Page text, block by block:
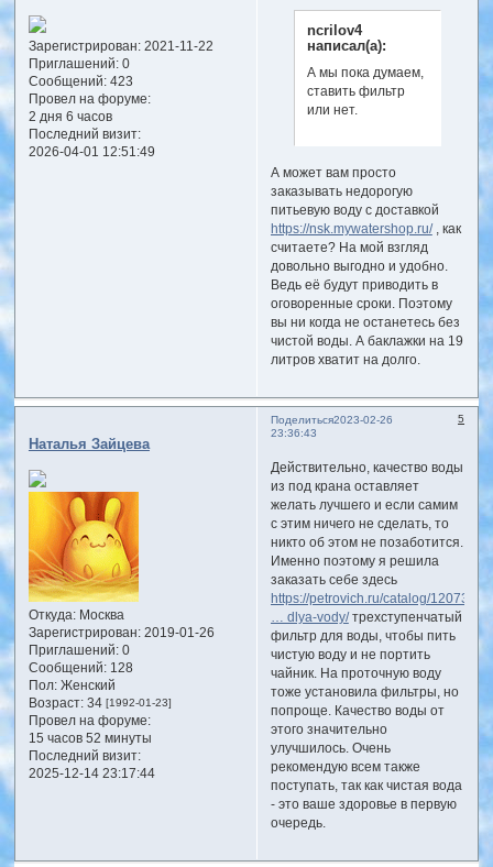
Зарегистрирован: 2021-11-22
Приглашений:0
Сообщений:423
Провел на форуме:
2 дня 6 часов
Последний визит:
2026-04-01 12:51:49
ncrilov4
написал(а):
А мы пока думаем,
ставить фильтр
или нет.
А может вам просто
заказывать недорогую
питьевую воду с доставкой
https://nsk.mywatershop.ru/, как
считаете? На мой взгляд
довольно выгодно и удобно.
Ведь её будут приводить в
оговоренные сроки. Поэтому
вы ни когда не останетесь без
чистой воды. А баклажки на 19
литров хватит на долго.
Поделиться 5
2023-02-26
23:36:43
Наталья Зайцева
Откуда:Москва
Зарегистрирован: 2019-01-26
Приглашений:0
Сообщений:128
Пол:Женский
Возраст:34 [1992-01-23]
Провел на форуме:
15 часов 52 минуты
Последний визит:
2025-12-14 23:17:44
Действительно, качество воды
из под крана оставляет
желать лучшего и если самим
с этим ничего не сделать, то
никто об этом не позаботится.
Именно поэтому я решила
заказать себе здесь
https://petrovich.ru/catalog/12073/trek
… dlya-vody/трехступенчатый
фильтр для воды, чтобы пить
чистую воду и не портить
чайник. На проточную воду
тоже установила фильтры, но
попроще. Качество воды от
этого значительно
улучшилось. Очень
рекомендую всем также
поступать, так как чистая вода
- это ваше здоровье в первую
очередь.